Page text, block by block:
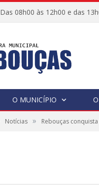
Das 08h00 às 12h00 e das
O MUNICÍPIO
Notícias » Rebouças